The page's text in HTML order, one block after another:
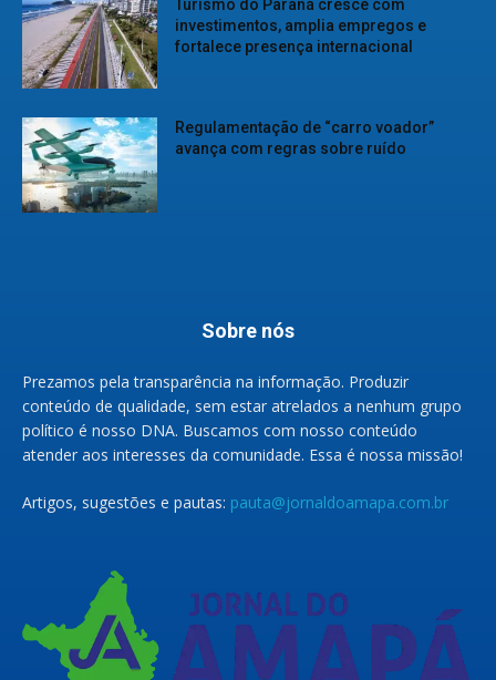
Turismo do Paraná cresce com
investimentos, amplia empregos e
fortalece presença internacional
Regulamentação de “carro voador”
avança com regras sobre ruído
Sobre nós
Prezamos pela transparência na informação. Produzir
conteúdo de qualidade, sem estar atrelados a nenhum grupo
político é nosso DNA. Buscamos com nosso conteúdo
atender aos interesses da comunidade. Essa é nossa missão!
Artigos, sugestões e pautas: pauta@jornaldoamapa.com.br